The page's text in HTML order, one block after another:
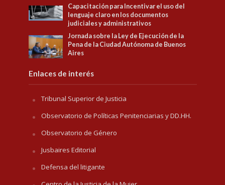
Capacitación para Incentivar el uso del
lenguaje claro en los documentos
judiciales y administrativos
Jornada sobre la Ley de Ejecución de la
Pena de la Ciudad Autónoma de Buenos
Aires
Enlaces de interés
Tribunal Superior de Justicia
Observatorio de Políticas Penitenciarias y DD.HH.
Observatorio de Género
Jusbaires Editorial
Defensa del litigante